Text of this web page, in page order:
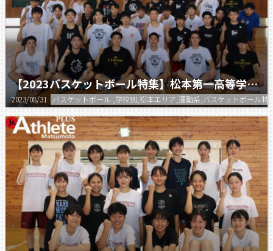
【2023バスケットボール特集】松本第一高等学校 男子バスケットボール部
2023/08/31 バスケットボール ,学校別,松本エリア,運動系,バスケットボール